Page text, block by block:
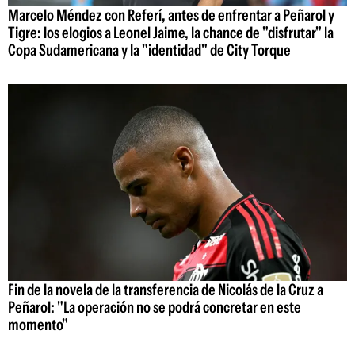
Marcelo Méndez con Referí, antes de enfrentar a Peñarol y
Tigre: los elogios a Leonel Jaime, la chance de "disfrutar" la
Copa Sudamericana y la "identidad" de City Torque
Fin de la novela de la transferencia de Nicolás de la Cruz a
Peñarol: "La operación no se podrá concretar en este
momento"